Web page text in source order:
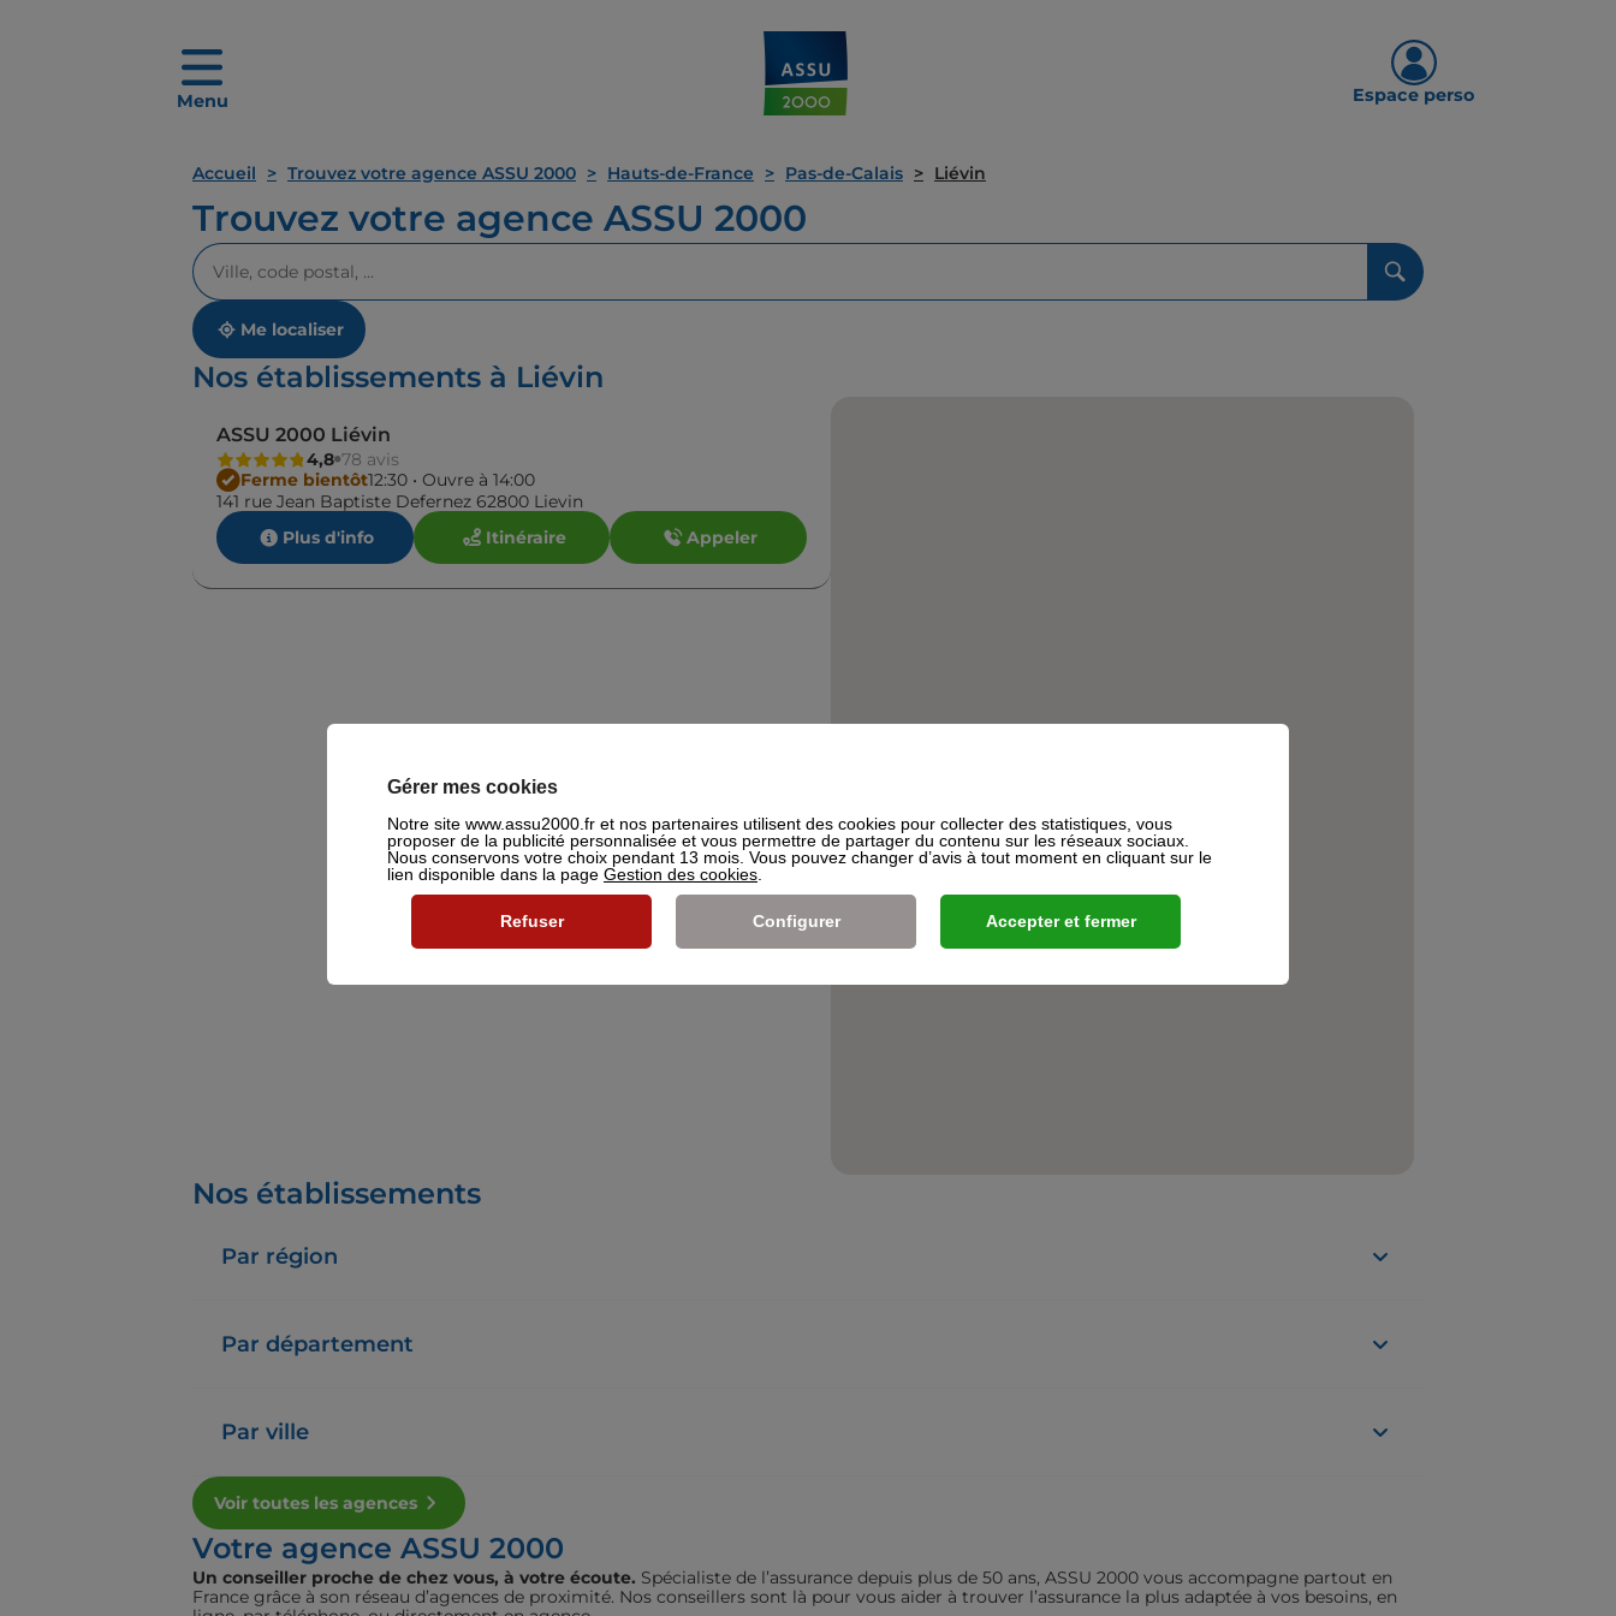
Menu Espace perso
Accueil Trouvez votre agence ASSU 2000 Hauts-de-France Pas-de-Calais Liévin
Trouvez votre agence ASSU 2000
Veuillez
renseigner
une
adresse
Me localiser
Nos établissements à Liévin
ASSU 2000 Liévin
4,8 78 avis
Ferme bientôt12:30 • Ouvre à 14:00
141 rue Jean Baptiste Defernez 62800 Lievin
Plus d'info
Itinéraire Appeler
Nos établissements
Par région
Par département
Par ville
Voir toutes les agences
Votre agence ASSU 2000
Un conseiller proche de chez vous, à votre écoute. Spécialiste de l’assurance depuis plus de 50 ans, ASSU 2000 vous accompagne partout en
France grâce à son réseau d’agences de proximité. Nos conseillers sont là pour vous aider à trouver l’assurance la plus adaptée à vos besoins, en
Gérer mes cookies
Notre site www.assu2000.fr et nos partenaires utilisent des cookies pour collecter des statistiques, vous
proposer de la publicité personnalisée et vous permettre de partager du contenu sur les réseaux sociaux.
Nous conservons votre choix pendant 13 mois. Vous pouvez changer d’avis à tout moment en cliquant sur le
lien disponible dans la page Gestion des cookies
Refuser Configurer Accepter et fermer